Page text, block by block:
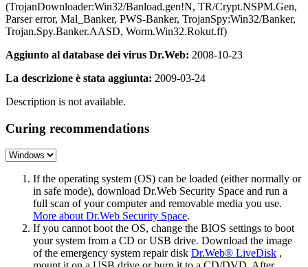
(TrojanDownloader:Win32/Banload.gen!N, TR/Crypt.NSPM.Gen,
Parser error, Mal_Banker, PWS-Banker, TrojanSpy:Win32/Banker,
Trojan.Spy.Banker.AASD, Worm.Win32.Rokut.ff)
Aggiunto al database dei virus Dr.Web: 2008-10-23
La descrizione è stata aggiunta: 2009-03-24
Description is not available.
Curing recommendations
If the operating system (OS) can be loaded (either normally or
in safe mode), download Dr.Web Security Space and run a
full scan of your computer and removable media you use.
More about Dr.Web Security Space.
If you cannot boot the OS, change the BIOS settings to boot
your system from a CD or USB drive. Download the image
of the emergency system repair disk Dr.Web® LiveDisk ,